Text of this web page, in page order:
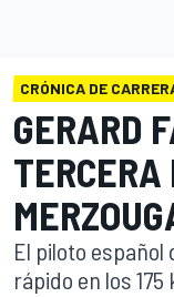
CRÓNICA DE
GERARD
El piloto español
rápido en los